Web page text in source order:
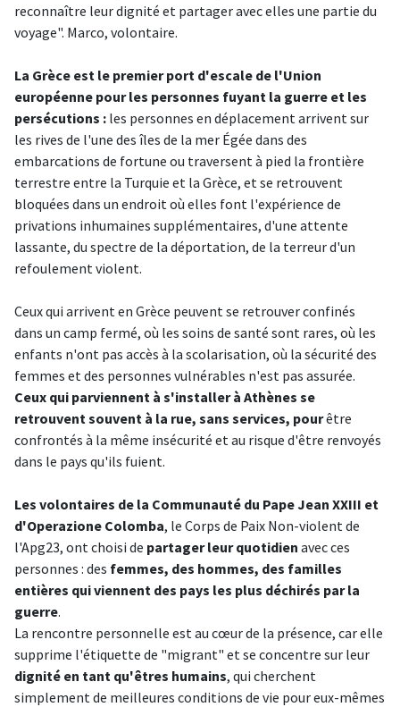
reconnaître leur dignité et partager avec elles une partie du
voyage". Marco, volontaire.
La Grèce est le premier port d'escale de l'Union
européenne pour les personnes fuyant la guerre et les
persécutions : les personnes en déplacement arrivent sur
les rives de l'une des îles de la mer Égée dans des
embarcations de fortune ou traversent à pied la frontière
terrestre entre la Turquie et la Grèce, et se retrouvent
bloquées dans un endroit où elles font l'expérience de
privations inhumaines supplémentaires, d'une attente
lassante, du spectre de la déportation, de la terreur d'un
refoulement violent.
Ceux qui arrivent en Grèce peuvent se retrouver confinés
dans un camp fermé, où les soins de santé sont rares, où les
enfants n'ont pas accès à la scolarisation, où la sécurité des
femmes et des personnes vulnérables n'est pas assurée.
Ceux qui parviennent à s'installer à Athènes se
retrouvent souvent à la rue, sans services, pourêtre
confrontés à la même insécurité et au risque d'être renvoyés
dans le pays qu'ils fuient.
Les volontaires de la Communauté du Pape Jean XXIII et
d'Operazione Colomba, le Corps de Paix Non-violent de
l'Apg23, ont choisi de partager leur quotidien avec ces
personnes : des femmes, des hommes, des familles
entières qui viennent des pays les plus déchirés par la
guerre.
La rencontre personnelle est au cœur de la présence, car elle
supprime l'étiquette de "migrant" et se concentre sur leur
dignité en tant qu'êtres humains, qui cherchent
simplement de meilleures conditions de vie pour eux-mêmes